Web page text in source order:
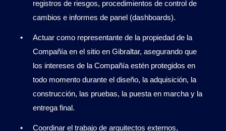
registros de riesgos, procedimientos de control de
cambios e informes de panel (dashboards).
Actuar como representante de la propiedad de la
Compañía en el sitio en Gibraltar, asegurando que
los intereses de la Compañía estén protegidos en
todo momento durante el diseño, la adquisición, la
construcción, las pruebas, la puesta en marcha y la
entrega final.
Coordinar el trabajo de arquitectos externos,